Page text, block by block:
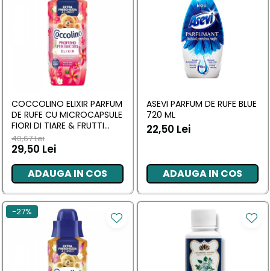
COCCOLINO ELIXIR PARFUM
DE RUFE CU MICROCAPSULE
FIORI DI TIARE & FRUTTI
ROSSI 342 ML
40,67 Lei
29,50 Lei
ADAUGA IN COS
ASEVI PARFUM DE RUFE BLUE
720 ML
22,50 Lei
ADAUGA IN COS
-27%